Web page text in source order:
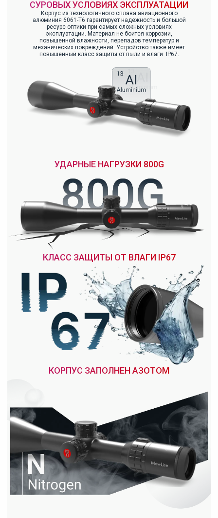
СУРОВЫХ УСЛОВИЯХ ЭКСПЛУАТАЦИИ
Корпус из технологичного сплава авиационного
алюминия 6061-Т6 гарантирует надежность и большой
ресурс оптики при самых сложных условиях
эксплуатации. Материал не боится коррозии,
повышенной влажности, перепадов температур и
механических повреждений. Устройство также имеет
повышенный класс защиты от пыли и влаги IP67.
УДАРНЫЕ НАГРУЗКИ 800G
КЛАСС ЗАЩИТЫ ОТ ВЛАГИ IP67
КОРПУС ЗАПОЛНЕН АЗОТОМ